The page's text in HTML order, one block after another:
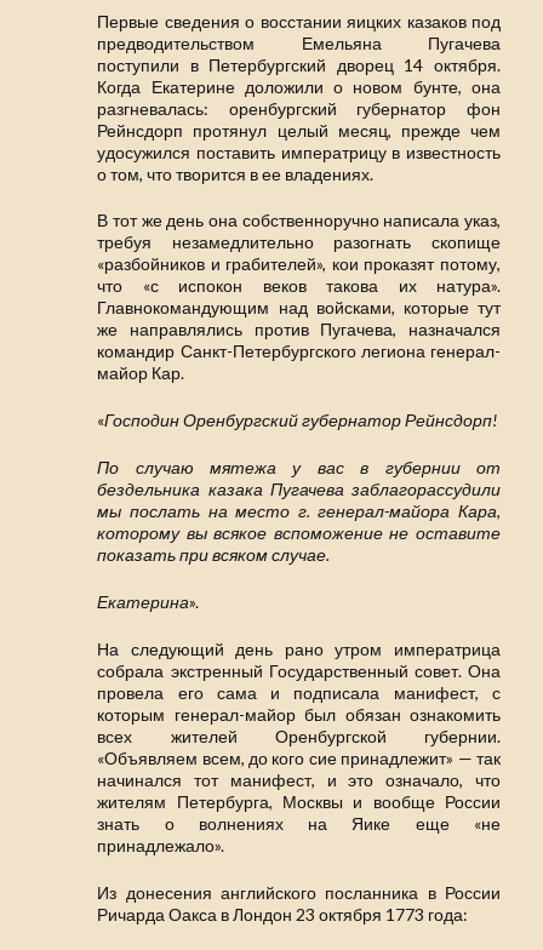
Первые сведения о восстании яицких казаков под
предводительством Емельяна Пугачева
поступили в Петербургский дворец 14 октября.
Когда Екатерине доложили о новом бунте, она
разгневалась: оренбургский губернатор фон
Рейнсдорп протянул целый месяц, прежде чем
удосужился поставить императрицу в известность
о том, что творится в ее владениях.
В тот же день она собственноручно написала указ,
требуя незамедлительно разогнать скопище
«разбойников и грабителей», кои проказят потому,
что «с испокон веков такова их натура».
Главнокомандующим над войсками, которые тут
же направлялись против Пугачева, назначался
командир Санкт-Петербургского легиона генерал-
майор Кар.
«Господин Оренбургский губернатор Рейнсдорп!
По случаю мятежа у вас в губернии от
бездельника казака Пугачева заблагорассудили
мы послать на место г. генерал-майора Кара,
которому вы всякое вспоможение не оставите
показать при всяком случае.
Екатерина».
На следующий день рано утром императрица
собрала экстренный Государственный совет. Она
провела его сама и подписала манифест, с
которым генерал-майор был обязан ознакомить
всех жителей Оренбургской губернии.
«Объявляем всем, до кого сие принадлежит» — так
начинался тот манифест, и это означало, что
жителям Петербурга, Москвы и вообще России
знать о волнениях на Яике еще «не
принадлежало».
Из донесения английского посланника в России
Ричарда Оакса в Лондон 23 октября 1773 года: